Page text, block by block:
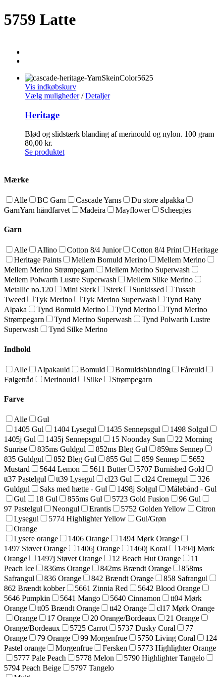
5759 Latte
Vis indkøbskurv
Vælg muligheder/ Detaljer
Heritage
Blød og slidstærk blanding af merinould og nylon. 100 gram
80,00 kr.
Se produktet
Mærke
Alle BC Garn Cascade Yarns
Du store alpakka
GarnYarn håndfarvet
Madeira Mayflower Scheepjes
Garn
Alle Allino Cotton 8/4 Junior Cotton 8/4 Print
Heritage
Heritage Paints
Mellem Bomuld Merino
Mellem Merino
Mellem Merino Strømpegarn
Mellem Merino Superwash
Mellem Polwarth Lustre Superwash
Mellem Silke Merino
Metallic no.120
Mini Sterk Sterk Sunkissed
Tussah
Tweed
Tyk Merino Tyk Merino Superwash
Tynd Baby
Alpaka
Tynd Bomuld Merino Tynd Merino
Tynd Merino
Strømpegarn
Tynd Merino Superwash
Tynd Polwarth Lustre
Superwash
Tynd Silke Merino
Indhold
Alle Alpakauld Bomuld Bomuldsblanding
Fåreuld
Følgetråd
Merinould Silke Strømpegarn
Farve
Alle
Gul
1405 Gul
1404 Lysegul 1435 Sennepsgul
1498 Solgul
1405j Gul
1435j Sennepsgul 15 Noonday Sun
22 Morning
Sunrise
835ms Guldgul 852ms Bleg Gul
859ms Sennep
835 Guldgul
852 Bleg Gul 855 Gul 859 Sennep
5652
Mustard
5644 Lemon 5611 Butter
5707 Burnished Gold
tt37 Pastelgul
tt39 Lysegul cl23 Gul cl24 Cremegul
326
Guldgul
Saks med hætte - Gul 1498j Solgul
Målebånd - Gul
Gul
18 Gul 855ms Gul 5723 Gold Fusion
96 Gul
97 Pastelgul
Neongul Erantis 5752 Golden Yellow
Citron
Lysegul
5774 Highlighter Yellow
Gul/Grøn
Orange
Lysere orange
1406 Orange
1494 Mørk Orange
1497 Støvet Orange
1406j Orange 1460j Koral
1494j Mørk
Orange
1497j Støvet Orange 12 Beach Hut Orange
11
Peach Ice
836ms Orange 842ms Brændt Orange
858ms
Safrangul
836 Orange 842 Brændt Orange
858 Safrangul
862 Brændt kobber
5661 Zinnia Red
5642 Blood Orange
5646 Pumpkin
5641 Mango 5640 Cinnamon
tt04 Mørk
Orange
tt05 Brændt Orange tt42 Orange
cl17 Mørk Orange
Orange
17 Orange 20 Orange/Bordeaux
21 Orange
Orange/Bordeaux
5725 Carrot 5737 Dusky Coral
77
Orange
79 Orange 99 Morgenfrue 5750 Living Coral
124
Pastel orange
Morgenfrue Fersken
5773 Highlighter Orange
5777 Pale Peach
5778 Melon
5790 Highlighter Tangelo
5794 Peach Beige
5797 Tangelo